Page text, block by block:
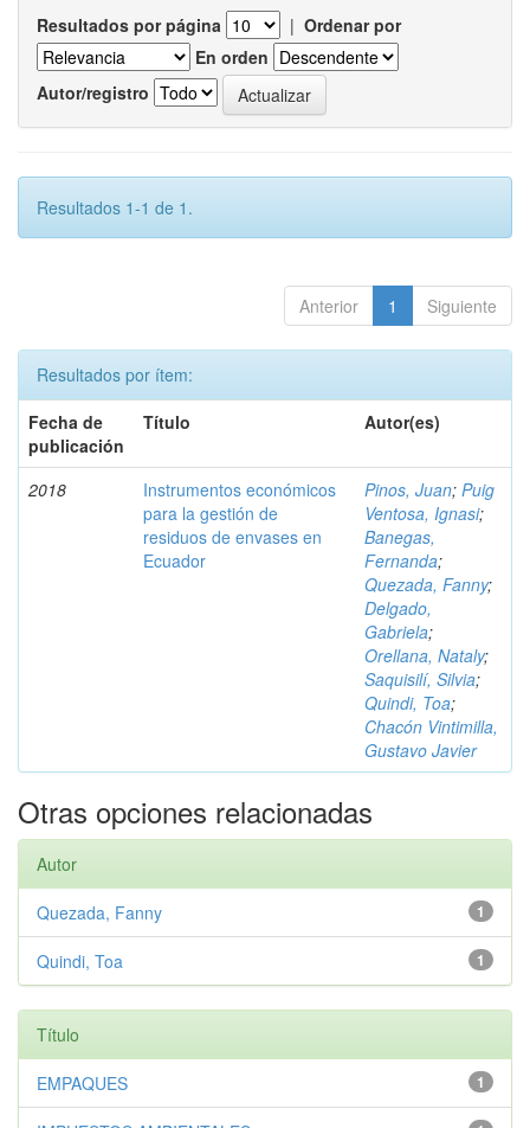
Resultados por página | Ordenar por
En orden
Autor/registro
Resultados 1-1 de 1.
Anterior 1 Siguiente
Resultados por ítem:
Fecha de
publicación
Título Autor(es)
2018
Instrumentos económicos
para la gestión de
residuos de envases en
Ecuador
Pinos, Juan; Puig
Ventosa, Ignasi;
Banegas,
Fernanda;
Quezada, Fanny;
Delgado,
Gabriela;
Orellana, Nataly;
Saquisilí, Silvia;
Quindi, Toa;
Chacón Vintimilla,
Gustavo Javier
Otras opciones relacionadas
Autor
1
Quezada, Fanny
1
Quindi, Toa
Título
1
EMPAQUES